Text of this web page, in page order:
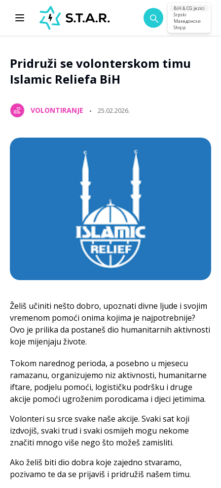
BiH & CG jezici
Srpski
Македонски
Shqip
Pridruži se volonterskom timu
Islamic Reliefa BiH
VOLONTIRANJE 25.02.2026.
Želiš učiniti nešto dobro, upoznati divne ljude i svojim
vremenom pomoći onima kojima je najpotrebnije?
Ovo je prilika da postaneš dio humanitarnih aktivnosti
koje mijenjaju živote.
Tokom narednog perioda, a posebno u mjesecu
ramazanu, organizujemo niz aktivnosti, humanitarne
iftare, podjelu pomoći, logističku podršku i druge
akcije pomoći ugroženim porodicama i djeci jetimima.
Volonteri su srce svake naše akcije. Svaki sat koji
izdvojiš, svaki trud i svaki osmijeh mogu nekome
značiti mnogo više nego što možeš zamisliti.
Ako želiš biti dio dobra koje zajedno stvaramo,
pozivamo te da se prijaviš i pridružiš našem timu.